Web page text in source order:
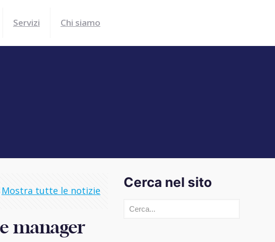
Servizi Chi siamo
Mostra tutte le notizie
manager
Cerca nel sito
Cerca